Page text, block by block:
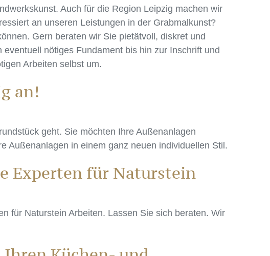
Auch für die Region Leipzig machen wir
an unseren Leistungen in der Grabmalkunst?
Gern beraten wir Sie pietätvoll, diskret und
nötiges Fundament bis hin zur Inschrift und
Arbeiten selbst um.
an!
geht. Sie möchten Ihre Außenanlagen
Außenanlagen in einem ganz neuen individuellen Stil.
Experten für Naturstein
für Naturstein Arbeiten. Lassen Sie sich beraten. Wir